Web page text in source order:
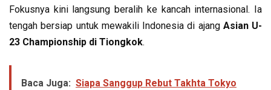
Fokusnya kini langsung beralih ke kancah internasional. Ia
tengah bersiap untuk mewakili Indonesia di ajang Asian U-
23 Championship di Tiongkok.
Baca Juga: Siapa Sanggup Rebut Takhta Tokyo